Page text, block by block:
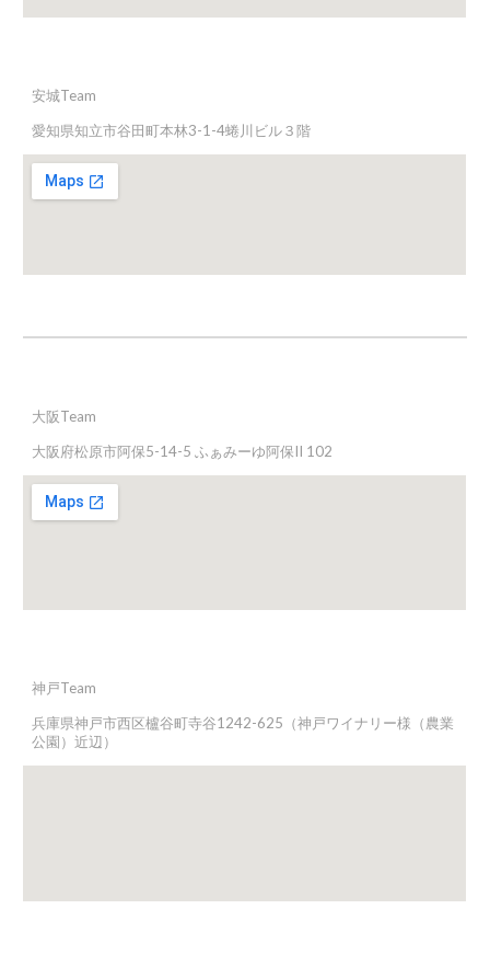
安城Team
愛知県知立市谷田町本林3-1-4蜷川ビル３階
大阪Team
大阪府松原市阿保5-14-5 ふぁみーゆ阿保II 102
神戸Team
兵庫県神戸市西区櫨谷町寺谷1242-625（神戸ワイナリー様（農業
公園）近辺）